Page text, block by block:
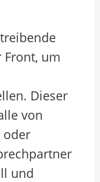
um
Dieser
von
oder
und